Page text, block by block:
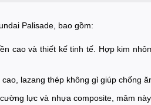
Palisade, bao gồm:
cao và thiết kế tinh tế. Hợp kim
lazang thép không gỉ giúp chống
lực và nhựa composite, mâm